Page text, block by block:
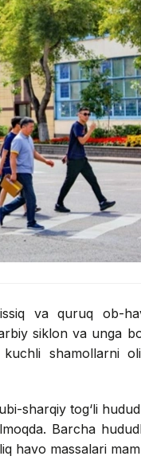
va quruq ob-
siklon va unga
shamollarni
sharqiy tog‘li
Barcha
havo massalari